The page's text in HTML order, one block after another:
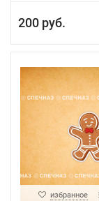
200 руб.
избранное